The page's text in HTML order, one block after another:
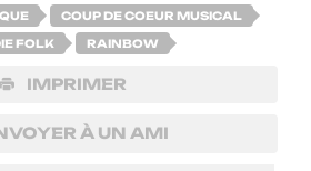
COUP DE COEUR MUSICAL
FOLK RAINBOW
IMPRIMER
À UN AMI